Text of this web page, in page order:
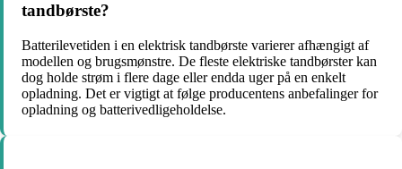
tandbørste?
Batterilevetiden i en elektrisk tandbørste varierer afhængigt af
modellen og brugsmønstre. De fleste elektriske tandbørster kan
dog holde strøm i flere dage eller endda uger på en enkelt
opladning. Det er vigtigt at følge producentens anbefalinger for
opladning og batterivedligeholdelse.